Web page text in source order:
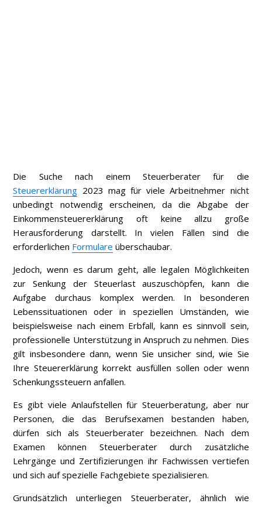
Die Suche nach einem Steuerberater für die
Steuererklärung 2023 mag für viele Arbeitnehmer nicht
unbedingt notwendig erscheinen, da die Abgabe der
Einkommensteuererklärung oft keine allzu große
Herausforderung darstellt. In vielen Fällen sind die
erforderlichen Formulare überschaubar.
Jedoch, wenn es darum geht, alle legalen Möglichkeiten
zur Senkung der Steuerlast auszuschöpfen, kann die
Aufgabe durchaus komplex werden. In besonderen
Lebenssituationen oder in speziellen Umständen, wie
beispielsweise nach einem Erbfall, kann es sinnvoll sein,
professionelle Unterstützung in Anspruch zu nehmen. Dies
gilt insbesondere dann, wenn Sie unsicher sind, wie Sie
Ihre Steuererklärung korrekt ausfüllen sollen oder wenn
Schenkungssteuern anfallen.
Es gibt viele Anlaufstellen für Steuerberatung, aber nur
Personen, die das Berufsexamen bestanden haben,
dürfen sich als Steuerberater bezeichnen. Nach dem
Examen können Steuerberater durch zusätzliche
Lehrgänge und Zertifizierungen ihr Fachwissen vertiefen
und sich auf spezielle Fachgebiete spezialisieren.
Grundsätzlich unterliegen Steuerberater, ähnlich wie